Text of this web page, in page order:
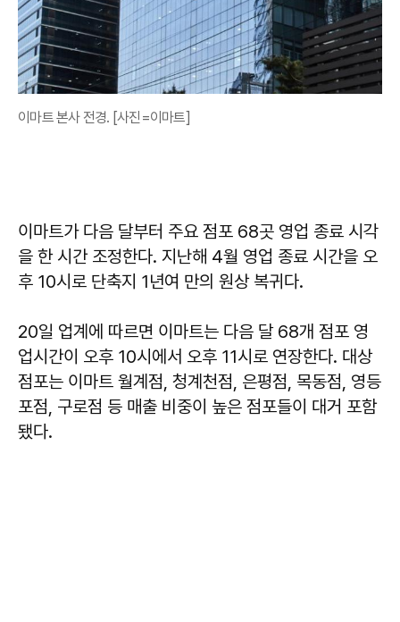
이마트 본사 전경. [사진=이마트]
이마트가 다음 달부터 주요 점포 68곳 영업 종료 시각
을 한 시간 조정한다. 지난해 4월 영업 종료 시간을 오
후 10시로 단축지 1년여 만의 원상 복귀다.
20일 업계에 따르면 이마트는 다음 달 68개 점포 영
업시간이 오후 10시에서 오후 11시로 연장한다. 대상
점포는 이마트 월계점, 청계천점, 은평점, 목동점, 영등
포점, 구로점 등 매출 비중이 높은 점포들이 대거 포함
됐다.